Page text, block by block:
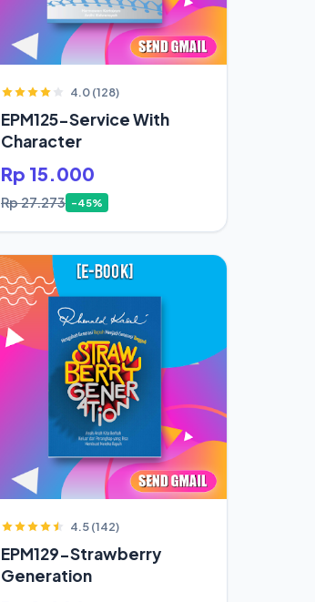
4.0 (128)
EPM125-Service With
Character
Rp 15.000
Rp 27.273 -45%
4.5 (142)
EPM129-Strawberry
Generation